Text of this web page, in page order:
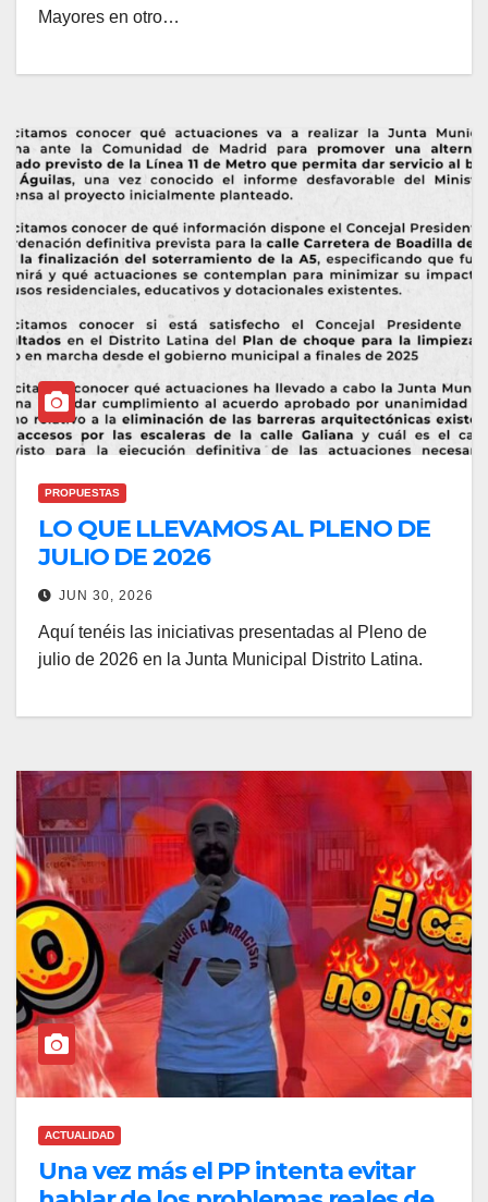
Mayores en otro…
PROPUESTAS
LO QUE LLEVAMOS AL PLENO DE
JULIO DE 2026
JUN 30, 2026
Aquí tenéis las iniciativas presentadas al Pleno de
julio de 2026 en la Junta Municipal Distrito Latina.
ACTUALIDAD
Una vez más el PP intenta evitar